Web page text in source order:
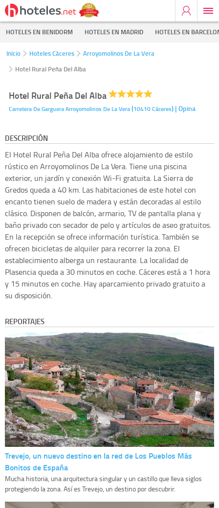
HOTELES EN BENIDORM HOTELES EN MADRID HOTELES EN
Inicio Hoteles Cáceres
Arroyomolinos De La Vera
Hotel Rural Peña Del Alba
Hotel Rural Peña Del Alba
Carretera De GargueraArroyomolinos De La Vera(10410Cáceres) | Opina
DESCRIPCIÓN
El Hotel Rural Peña Del Alba ofrece alojamiento de estilo
rústico en Arroyomolinos De La Vera. Tiene una piscina
exterior, un jardín y conexión Wi-Fi gratuita. La Sierra de
Gredos queda a 40 km. Las habitaciones de este hotel con
encanto tienen suelo de madera y están decoradas al estilo
clásico. Disponen de balcón, armario, TV de pantalla plana y
baño privado con secador de pelo y artículos de aseo gratuitos.
En la recepción se ofrece información turística. También se
ofrecen bicicletas de alquiler para recorrer la zona. El
establecimiento alberga un restaurante. La localidad de
Plasencia queda a 30 minutos en coche. Cáceres está a 1 hora
y 15 minutos en coche. Hay aparcamiento privado gratuito a
su disposición.
REPORTAJES
Trevejo, un nuevo destino en la red de Los Pueblos Más
Bonitos de España
Mucha historia, una arquitectura singular y un castillo que lleva siglos
protegiendo la zona. Así es Trevejo, un destino por descubrir.